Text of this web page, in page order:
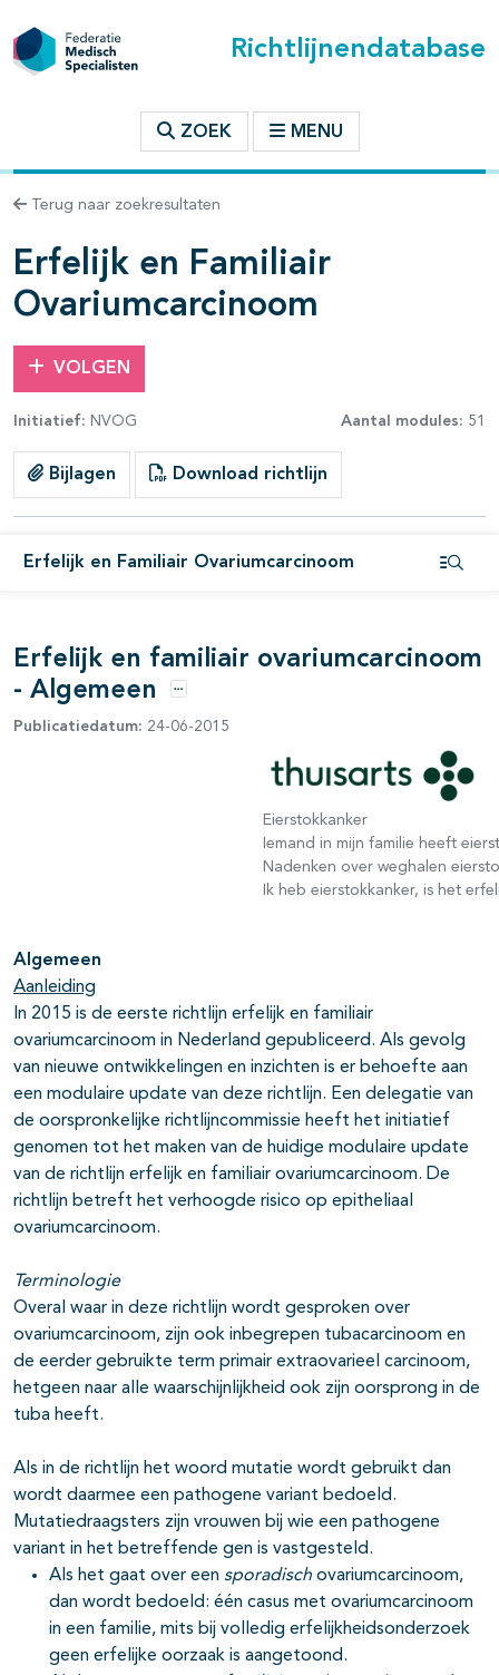
Richtlijnendatabase
ZOEK MENU
Terug naar zoekresultaten
Erfelijk en Familiair
Ovariumcarcinoom
VOLGEN
Initiatief: NVOG Aantal modules: 51
Bijlagen Download richtlijn
Erfelijk en Familiair Ovariumcarcinoom
binnen deze richtlijn
open- en dichtklappen
open- en dichtklappen
open- en dichtklappen
open- en dichtklappen
Erfelijk en familiair ovariumcarcinoom
- Algemeen
Opties
Publicatiedatum: 24-06-2015
Eierstokkanker
Iemand in mijn familie heeft
Nadenken over weghalen
Ik heb eierstokkanker, is het
Algemeen
Aanleiding
In 2015 is de eerste richtlijn erfelijk en familiair
ovariumcarcinoom in Nederland gepubliceerd. Als gevolg
van nieuwe ontwikkelingen en inzichten is er behoefte aan
een modulaire update van deze richtlijn. Een delegatie van
de oorspronkelijke richtlijncommissie heeft het initiatief
genomen tot het maken van de huidige modulaire update
van de richtlijn erfelijk en familiair ovariumcarcinoom. De
richtlijn betreft het verhoogde risico op epitheliaal
ovariumcarcinoom.
Terminologie
Overal waar in deze richtlijn wordt gesproken over
ovariumcarcinoom, zijn ook inbegrepen tubacarcinoom en
de eerder gebruikte term primair extraovarieel carcinoom,
hetgeen naar alle waarschijnlijkheid ook zijn oorsprong in de
tuba heeft.
Als in de richtlijn het woord mutatie wordt gebruikt dan
wordt daarmee een pathogene variant bedoeld.
Mutatiedraagsters zijn vrouwen bij wie een pathogene
variant in het betreffende gen is vastgesteld.
Als het gaat over een sporadisch ovariumcarcinoom,
dan wordt bedoeld: één casus met ovariumcarcinoom
in een familie, mits bij volledig erfelijkheidsonderzoek
geen erfelijke oorzaak is aangetoond.